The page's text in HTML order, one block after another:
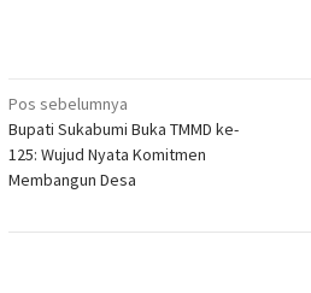
Navigasi
pos
Pos sebelumnya
Bupati Sukabumi Buka TMMD ke-
125: Wujud Nyata Komitmen
Membangun Desa